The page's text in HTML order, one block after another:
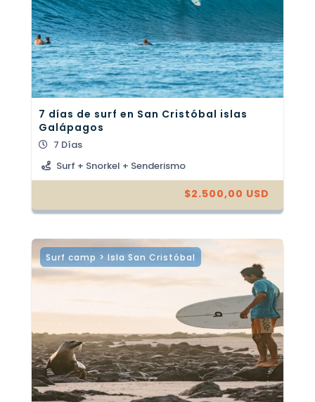
7 días de surf en San Cristóbal islas
Galápagos
7 Días
Surf + Snorkel + Senderismo
$2.500,00 USD
Surf camp > Isla San Cristóbal